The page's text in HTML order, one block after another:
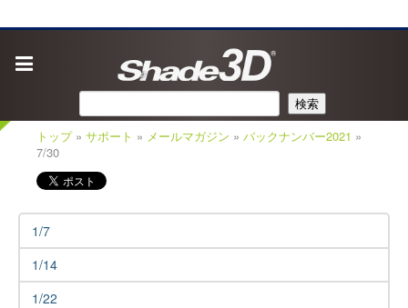
検索
トップ» サポート » メールマガジン » バックナンバー2021 »
7/30
1/7
1/14
1/22